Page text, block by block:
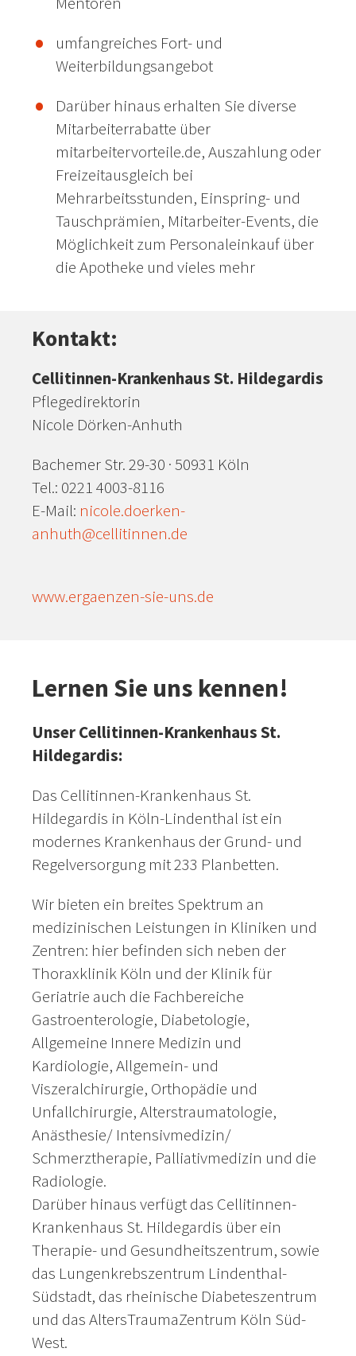
umfangreiches Fort- und
Weiterbildungsangebot
Darüber hinaus erhalten Sie diverse
Mitarbeiterrabatte über
mitarbeitervorteile.de, Auszahlung oder
Freizeitausgleich bei
Mehrarbeitsstunden, Einspring- und
Tauschprämien, Mitarbeiter-Events, die
Möglichkeit zum Personaleinkauf über
die Apotheke und vieles mehr
Kontakt:
Cellitinnen-Krankenhaus St. Hildegardis
Pflegedirektorin
Nicole Dörken-Anhuth
Bachemer Str. 29-30 · 50931 Köln
Tel.: 0221 4003-8116
E-Mail: nicole.doerken-
anhuth@cellitinnen.de
www.ergaenzen-sie-uns.de
Lernen Sie uns kennen!
Unser Cellitinnen-Krankenhaus St.
Hildegardis:
Das Cellitinnen-Krankenhaus St.
Hildegardis in Köln-Lindenthal ist ein
modernes Krankenhaus der Grund- und
Regelversorgung mit 233 Planbetten.
Wir bieten ein breites Spektrum an
medizinischen Leistungen in Kliniken und
Zentren: hier befinden sich neben der
Thoraxklinik Köln und der Klinik für
Geriatrie auch die Fachbereiche
Gastroenterologie, Diabetologie,
Allgemeine Innere Medizin und
Kardiologie, Allgemein- und
Viszeralchirurgie, Orthopädie und
Unfallchirurgie, Alterstraumatologie,
Anästhesie/ Intensivmedizin/
Schmerztherapie, Palliativmedizin und die
Radiologie.
Darüber hinaus verfügt das Cellitinnen-
Krankenhaus St. Hildegardis über ein
Therapie- und Gesundheitszentrum, sowie
das Lungenkrebszentrum Lindenthal-
Südstadt, das rheinische Diabeteszentrum
und das AltersTraumaZentrum Köln Süd-
West.